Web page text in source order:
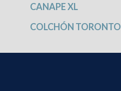
CANAPE XL
COLCHÓN TORONTO